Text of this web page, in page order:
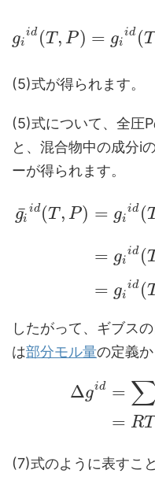
gi
id (T , P) = gi
id (T
(5)式が得られます。
(5)式について、全圧
と、混合物中の成分i
ーが得られます。
gi
¯ id (T , P) = gi
id (T
= gi
id (T
= gi
id (T
したがって、ギブス
は部分モル量の定義か
Δgid = ∑
= RT
(7)式のように表すこ